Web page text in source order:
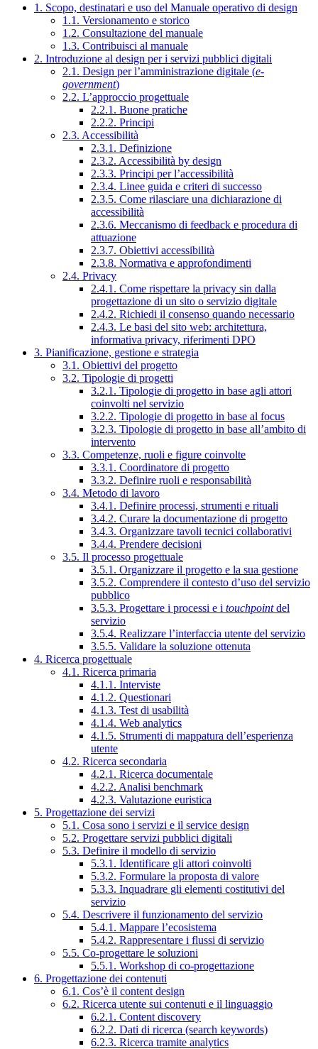
1. Scopo, destinatari e uso del Manuale operativo di design
1.1. Versionamento e storico
1.2. Consultazione del manuale
1.3. Contribuisci al manuale
2. Introduzione al design per i servizi pubblici digitali
2.1. Design per l’amministrazione digitale (e-
government)
2.2. L’approccio progettuale
2.2.1. Buone pratiche
2.2.2. Principi
2.3. Accessibilità
2.3.1. Definizione
2.3.2. Accessibilità by design
2.3.3. Principi per l’accessibilità
2.3.4. Linee guida e criteri di successo
2.3.5. Come rilasciare una dichiarazione di
accessibilità
2.3.6. Meccanismo di feedback e procedura di
attuazione
2.3.7. Obiettivi accessibilità
2.3.8. Normativa e approfondimenti
2.4. Privacy
2.4.1. Come rispettare la privacy sin dalla
progettazione di un sito o servizio digitale
2.4.2. Richiedi il consenso quando necessario
2.4.3. Le basi del sito web: architettura,
informativa privacy, riferimenti DPO
3. Pianificazione, gestione e strategia
3.1. Obiettivi del progetto
3.2. Tipologie di progetti
3.2.1. Tipologie di progetto in base agli attori
coinvolti nel servizio
3.2.2. Tipologie di progetto in base al focus
3.2.3. Tipologie di progetto in base all’ambito di
intervento
3.3. Competenze, ruoli e figure coinvolte
3.3.1. Coordinatore di progetto
3.3.2. Definire ruoli e responsabilità
3.4. Metodo di lavoro
3.4.1. Definire processi, strumenti e rituali
3.4.2. Curare la documentazione di progetto
3.4.3. Organizzare tavoli tecnici collaborativi
3.4.4. Prendere decisioni
3.5. Il processo progettuale
3.5.1. Organizzare il progetto e la sua gestione
3.5.2. Comprendere il contesto d’uso del servizio
pubblico
3.5.3. Progettare i processi e i touchpointdel
servizio
3.5.4. Realizzare l’interfaccia utente del servizio
3.5.5. Validare la soluzione ottenuta
4. Ricerca progettuale
4.1. Ricerca primaria
4.1.1. Interviste
4.1.2. Questionari
4.1.3. Test di usabilità
4.1.4. Web analytics
4.1.5. Strumenti di mappatura dell’esperienza
utente
4.2. Ricerca secondaria
4.2.1. Ricerca documentale
4.2.2. Analisi benchmark
4.2.3. Valutazione euristica
5. Progettazione dei servizi
5.1. Cosa sono i servizi e il service design
5.2. Progettare servizi pubblici digitali
5.3. Definire il modello di servizio
5.3.1. Identificare gli attori coinvolti
5.3.2. Formulare la proposta di valore
5.3.3. Inquadrare gli elementi costitutivi del
servizio
5.4. Descrivere il funzionamento del servizio
5.4.1. Mappare l’ecosistema
5.4.2. Rappresentare i flussi di servizio
5.5. Co-progettare le soluzioni
5.5.1. Workshop di co-progettazione
6. Progettazione dei contenuti
6.1. Cos’è il content design
6.2. Ricerca utente sui contenuti e il linguaggio
6.2.1. Content discovery
6.2.2. Dati di ricerca (search keywords)
6.2.3. Ricerca tramite analytics